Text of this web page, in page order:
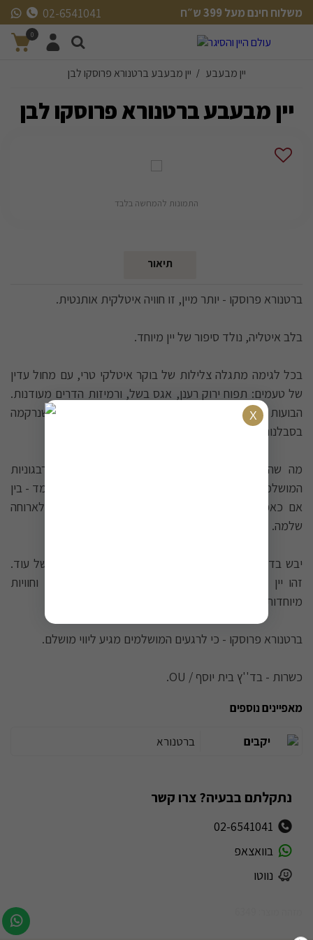
משלוח חינם מעל 399 ש״ח
משלוח חינם מעל 399 ש״ח
02-6541041
0
יין מבעבע / יין מבעבע ברטנורא פרוסקו לבן
יין מבעבע ברטנורא פרוסקו לבן
התמונות להמחשה בלבד
תיאור
ברטנורא פרוסקו - יותר מיין, זו חוויה איטלקית אותנטית.
בלב איטליה, נולד סיפור של יין מיוחד.
בכל לגימה מתגלה צלילות של בוקר איטלקי טרי, עם מחול עדין
של טעמים: תפוח ירוק רענן, אגס בשל, ורמיזות הדרים מעודנות.
הבועות העדינות הן עדות חיה למלאכת אומנות מדויקת, שנרקמה
בסבלנות ואהבה.
מה שהופך את ברטנורא פרוסקו לכה מיוחד הוא הרבגוניות
המושלמת שלו. הוא מתאים באלגנטיות לכל רגע ולכל מעמד - בין
אם כאפריטיף מרענן לפתיחת הערב, או כליווי מושלם לארוחה
שלמה.
יבש בדיוק במידה, מרענן בטבעיות, ותמיד משאיר טעם של עוד.
זהו יין שנוצר להפוך רגעים רגילים לזיכרונות מיוחדים, וחוויות
מיוחדות לבלתי נשכחות.
ברטנורא פרוסקו - כי לרגעים המושלמים מגיע ליווי מושלם.
כשרות - בד''ץ בית יוסף / OU.
מאפיינים נוספים
יקבים ברטנורא
נתקלתם בבעיה? צרו קשר
02-6541041
בוואצאפ
נווטו